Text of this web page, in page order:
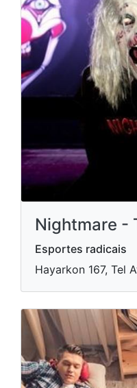
Nightmare -
Esportes radicais
Hayarkon 167, Tel